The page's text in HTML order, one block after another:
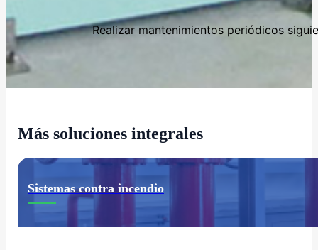
Realizar mantenimientos periódicos
Más soluciones integrales
Sistemas contra incendio